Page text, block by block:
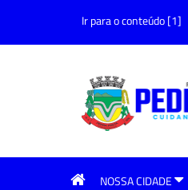
Ir para o conteúdo [1]
NOSSA CIDADE